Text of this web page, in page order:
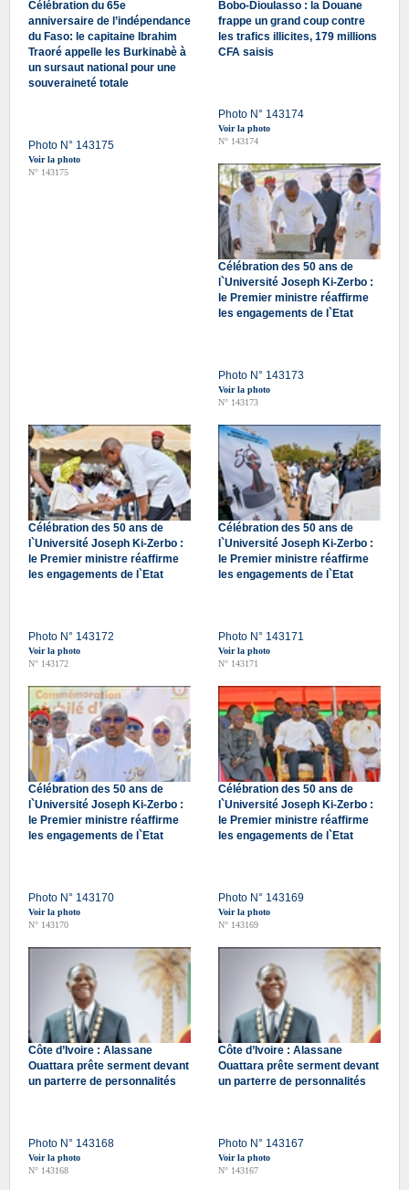
Célébration du 65e
anniversaire de l’indépendance
du Faso: le capitaine Ibrahim
Traoré appelle les Burkinabè à
un sursaut national pour une
souveraineté totale
Photo N° 143175
Voir la photo
N° 143175
Bobo-Dioulasso : la Douane
frappe un grand coup contre
les trafics illicites, 179 millions
CFA saisis
Photo N° 143174
Voir la photo
N° 143174
Célébration des 50 ans de
l`Université Joseph Ki-Zerbo :
le Premier ministre réaffirme
les engagements de l`Etat
Photo N° 143173
Voir la photo
N° 143173
Célébration des 50 ans de
l`Université Joseph Ki-Zerbo :
le Premier ministre réaffirme
les engagements de l`Etat
Photo N° 143172
Voir la photo
N° 143172
Célébration des 50 ans de
l`Université Joseph Ki-Zerbo :
le Premier ministre réaffirme
les engagements de l`Etat
Photo N° 143171
Voir la photo
N° 143171
Célébration des 50 ans de
l`Université Joseph Ki-Zerbo :
le Premier ministre réaffirme
les engagements de l`Etat
Photo N° 143170
Voir la photo
N° 143170
Célébration des 50 ans de
l`Université Joseph Ki-Zerbo :
le Premier ministre réaffirme
les engagements de l`Etat
Photo N° 143169
Voir la photo
N° 143169
Côte d’Ivoire : Alassane
Ouattara prête serment devant
un parterre de personnalités
Photo N° 143168
Voir la photo
N° 143168
Côte d’Ivoire : Alassane
Ouattara prête serment devant
un parterre de personnalités
Photo N° 143167
Voir la photo
N° 143167